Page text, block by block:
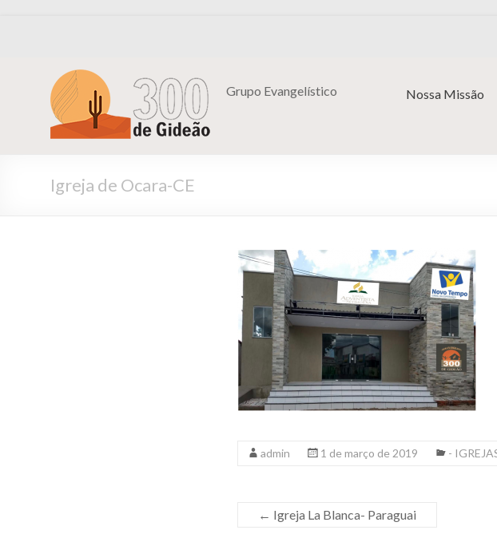
Grupo Evangelístico Nossa Missão
Igreja de Ocara-CE
admin 1 de março de 2019 -
← Igreja La Blanca- Paraguai